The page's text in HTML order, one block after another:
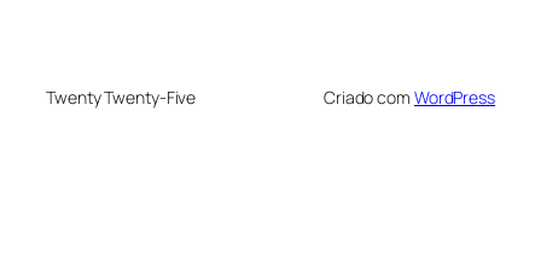
Twenty Twenty-Five Criado com WordPress